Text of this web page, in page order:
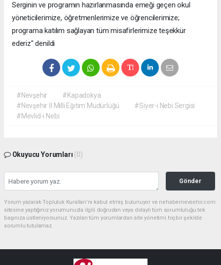
Serginin ve programın hazırlanmasında emeği geçen okul
yöneticilerimize, öğretmenlerimize ve öğrencilerimize;
programa katılım sağlayan tüm misafirlerimize teşekkür
ederiz" denildi
#Nevşehir
#Kapadokya
#Nevşehir İl Milli Eğitim Müdürlüğü
#Siyer-i Nebi Sergisi
#Mevlid-i Nebi
Okuyucu Yorumları (0)
Gönder
Yorum yazarak Topluluk Kuralları’nı kabul etmiş bulunuyor ve nehabernevsehir.com
sitesine yaptığınız yorumunuzla ilgili doğrudan veya dolaylı tüm sorumluluğu tek
başınıza üstleniyorsunuz. Yazılan tüm yorumlardan site yönetimi hiçbir şekilde
sorumlu tutulamaz.